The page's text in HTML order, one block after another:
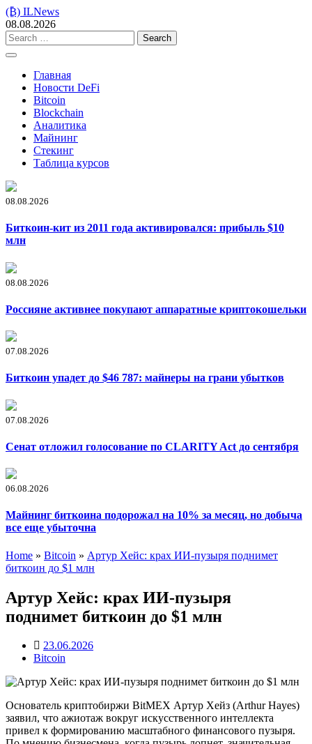
Skip
to
content
(₿) ILNews
08.08.2026
Search
for:
Главная
Новости DeFi
Bitcoin
Blockchain
Аналитика
Майнинг
Стекинг
Таблица курсов
08.08.2026
Биткоин-кит из 2011 года активировался: прибыль $10
млн
08.08.2026
Россияне активнее покупают аппаратные криптокошельки
07.08.2026
Биткоин упадет до $46 787: майнеры на грани убытков
07.08.2026
Сенат отложил голосование по CLARITY Act до сентября
06.08.2026
Майнинг биткоина подорожал на 10% за месяц, но добыча
все еще убыточна
Home » Bitcoin » Артур Хейс: крах ИИ-пузыря поднимет
биткоин до $1 млн
Артур Хейс: крах ИИ-пузыря
поднимет биткоин до $1 млн
23.06.2026
Bitcoin
Основатель криптобиржи BitMEX Артур Хейз (Arthur Hayes)
заявил, что ажиотаж вокруг искусственного интеллекта
привел к формированию масштабного финансового пузыря.